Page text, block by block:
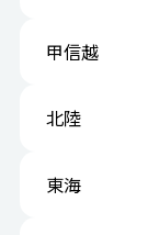
甲信越
北陸
東海